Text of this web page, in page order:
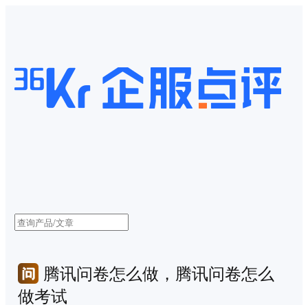
腾讯问卷怎么做，腾讯问卷怎么
做考试